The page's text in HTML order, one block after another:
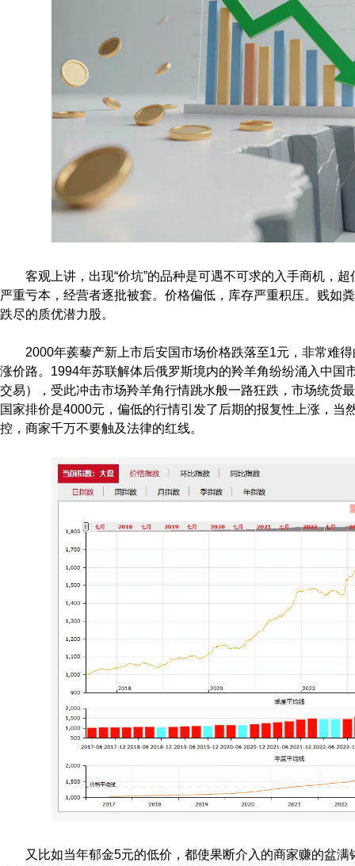
客观上讲，出现“价坑”的品种是可遇不可求的入手商机，
严重亏本，经营者逐批被套。价格偏低，库存严重积压。贱如
跌尽的质优潜力股。
2000年蒺藜产新上市后安国市场价格跌落至1元，非常难
涨价路。1994年苏联解体后俄罗斯境内的羚羊角纷纷涌入中国
交易），受此冲击市场羚羊角行情跳水般一路狂跌，市场统货
国家排价是4000元，偏低的行情引发了后期的报复性上涨，当
控，商家千万不要触及法律的红线。
又比如当年郁金5元的低价，都使果断介入的商家赚的盆